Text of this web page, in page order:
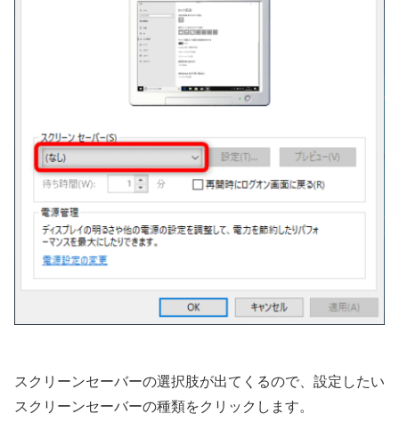
スクリーンセーバーの選択肢が出てくるので、設定したい
スクリーンセーバーの種類をクリックします。